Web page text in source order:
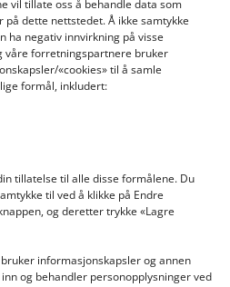
vil tillate oss å behandle data som
dette nettstedet. Å ikke samtykke
ha negativ innvirkning på visse
våre forretningspartnere bruker
«cookies» til å samle
formål, inkludert:
tillatelse til alle disse formålene. Du
til ved å klikke på Endre
og deretter trykke «Lagre
informasjonskapsler og annen
og behandler personopplysninger ved